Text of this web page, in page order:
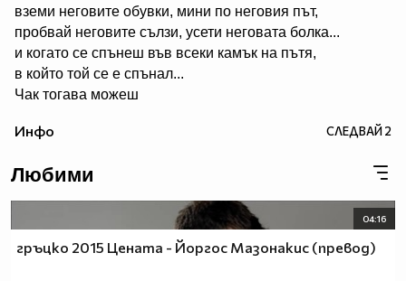
вземи неговите обувки, мини по неговия път,
пробвай неговите сълзи, усети неговата болка...
и когато се спънеш във всеки камък на пътя,
в който той се е спънал...
Чак тогава можеш
................................................................................................
и свършва, когато си говорите без да се разбирате.
Инфо СЛЕДВАЙ2
Любими
04:16
гръцко 2015 Цената - Йоргос Мазонакис (превод)